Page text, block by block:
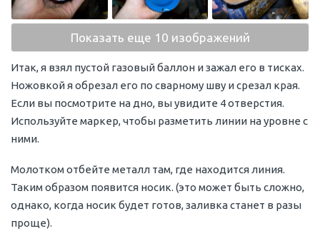
Показать еще 10 изображений
Итак, я взял пустой газовый баллон и зажал его в тисках.
Ножовкой я обрезал его по сварному шву и срезал края.
Если вы посмотрите на дно, вы увидите 4 отверстия.
Используйте маркер, чтобы разметить линии на уровне с
ними.
Молотком отбейте металл там, где находится линия.
Таким образом появится носик. (это может быть сложно,
однако, когда носик будет готов, заливка станет в разы
проще).